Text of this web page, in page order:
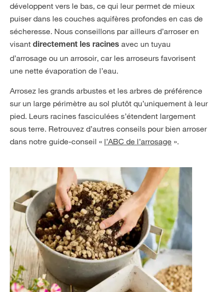
développent vers le bas, ce qui leur permet de mieux
puiser dans les couches aquifères profondes en cas de
sécheresse. Nous conseillons par ailleurs d’arroser en
visant directement les racines avec un tuyau
d’arrosage ou un arrosoir, car les arroseurs favorisent
une nette évaporation de l’eau.
Arrosez les grands arbustes et les arbres de préférence
sur un large périmètre au sol plutôt qu’uniquement à leur
pied. Leurs racines fasciculées s’étendent largement
sous terre. Retrouvez d’autres conseils pour bien arroser
dans notre guide-conseil « l’ABC de l’arrosage ».